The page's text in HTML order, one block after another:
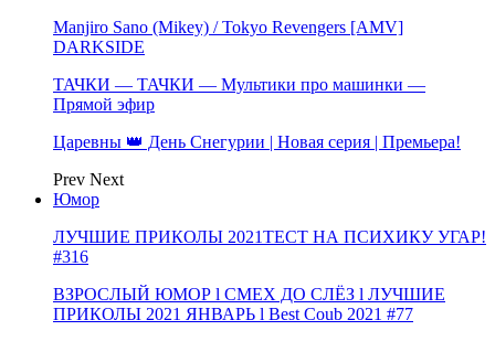
Manjiro Sano (Mikey) / Tokyo Revengers [AMV]
DARKSIDE
ТАЧКИ — ТАЧКИ — Мультики про машинки —
Прямой эфир
Царевны 👑 День Снегурии | Новая серия | Премьера!
Prev Next
Юмор
ЛУЧШИЕ ПРИКОЛЫ 2021ТЕСТ НА ПСИХИКУ УГАР!
#316
ВЗРОСЛЫЙ ЮМОР l СМЕХ ДО СЛЁЗ l ЛУЧШИЕ
ПРИКОЛЫ 2021 ЯНВАРЬ l Best Coub 2021 #77